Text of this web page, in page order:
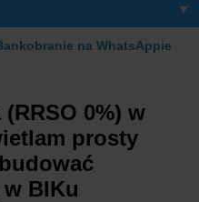
▼
na WhatsAppie
0%) w
prosty
BIKu